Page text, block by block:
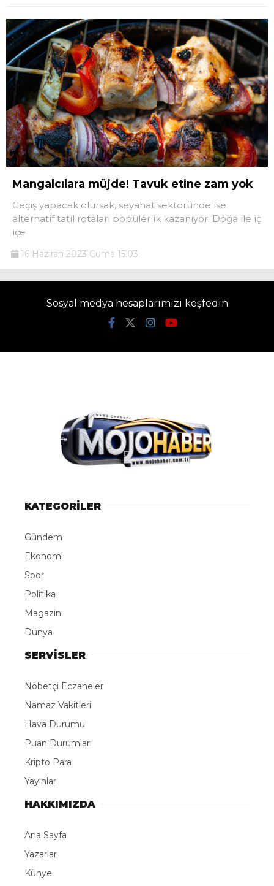
Mangalcılara müjde! Tavuk etine zam yok
Geçiş yapacak olursak, seyahat sektöründe ise
alternatif tatil rotaları popülerlik kazanıyor. Doğa ile iç
içe
16 Haziran 2023 Cuma 15:03
Sosyal medya hesaplarımızı keşfedin
KATEGORİLER
Gündem
Ekonomi
Spor
Politika
Magazin
Dünya
SERVİSLER
Nöbetçi Eczaneler
Namaz Vakitleri
Hava Durumu
Puan Durumları
Kripto Para
Yayınlar
HAKKIMIZDA
Ana Sayfa
Yazarlar
Künye